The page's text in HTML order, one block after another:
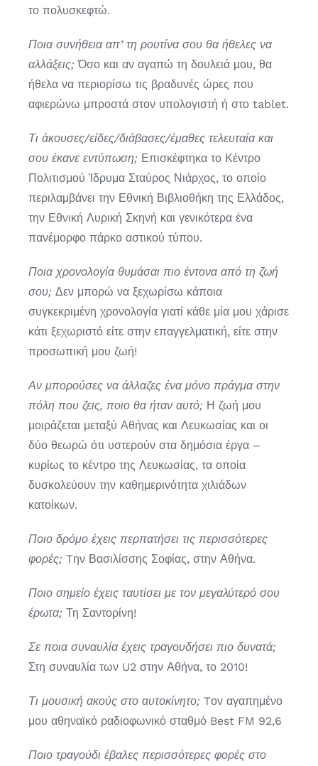
το πολυσκεφτώ.
Ποια συνήθεια απ’ τη ρουτίνα σου θα ήθελες να
αλλάξεις;Όσο και αν αγαπώ τη δουλειά μου, θα
ήθελα να περιορίσω τις βραδυνές ώρες που
αφιερώνω μπροστά στον υπολογιστή ή στο tablet.
Τι άκουσες/είδες/διάβασες/έμαθες τελευταία και
σου έκανε εντύπωση; Επισκέφτηκα το Κέντρο
Πολιτισμού Ίδρυμα Σταύρος Νιάρχος, το οποίο
περιλαμβάνει την Εθνική Βιβλιοθήκη της Ελλάδος,
την Εθνική Λυρική Σκηνή και γενικότερα ένα
πανέμορφο πάρκο αστικού τύπου.
Ποια χρονολογία θυμάσαι πιο έντονα από τη ζωή
σου; Δεν μπορώ να ξεχωρίσω κάποια
συγκεκριμένη χρονολογία γιατί κάθε μία μου χάρισε
κάτι ξεχωριστό είτε στην επαγγελματική, είτε στην
προσωπική μου ζωή!
Αν μπορούσες να άλλαζες ένα μόνο πράγμα στην
πόλη που ζεις, ποιο θα ήταν αυτό; Η ζωή μου
μοιράζεται μεταξύ Αθήνας και Λευκωσίας και οι
δύο θεωρώ ότι υστερούν στα δημόσια έργα –
κυρίως το κέντρο της Λευκωσίας, τα οποία
δυσκολεύουν την καθημερινότητα χιλιάδων
κατοίκων.
Ποιο δρόμο έχεις περπατήσει τις περισσότερες
φορές; Tην Βασιλίσσης Σοφίας, στην Αθήνα.
Ποιο σημείο έχεις ταυτίσει με τον μεγαλύτερό σου
έρωτα; Τη Σαντορίνη!
Σε ποια συναυλία έχεις τραγουδήσει πιο δυνατά;
Στη συναυλία των U2 στην Αθήνα, το 2010!
Τι μουσική ακούς στο αυτοκίνητο; Tον αγαπημένο
μου αθηναϊκό ραδιοφωνικό σταθμό Best FM 92,6
Ποιο τραγούδι έβαλες περισσότερες φορές στο